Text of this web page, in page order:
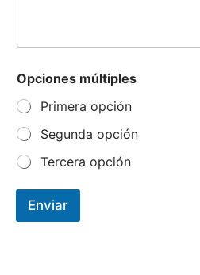
Opciones múltiples
Primera opción
Segunda opción
Tercera opción
Enviar